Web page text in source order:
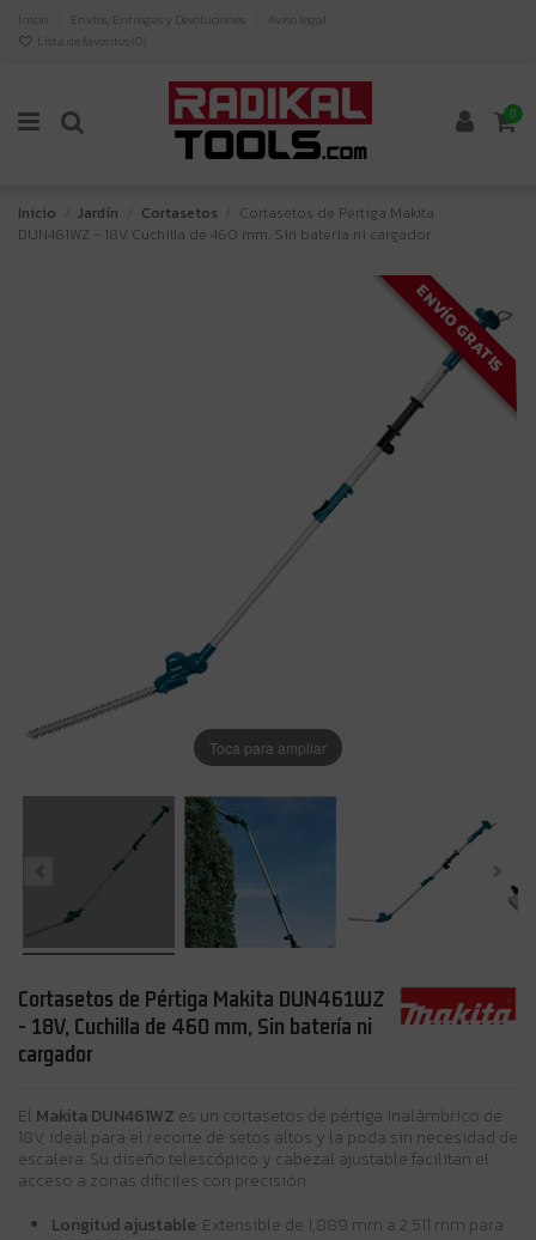
Inicio Envíos, Entregas y Devoluciones
Aviso legal
Lista de favoritos ( 0)
0
Inicio Jardín Cortasetos
Cortasetos de Pértiga Makita
DUN461WZ - 18V, Cuchilla de 460 mm, Sin batería ni cargador
ENVÍO GRATIS
Toca para ampliar
Cortasetos de Pértiga Makita DUN461WZ
- 18V, Cuchilla de 460 mm, Sin batería ni
cargador
El Makita DUN461WZ es un cortasetos de pértiga inalámbrico de
18V, ideal para el recorte de setos altos y la poda sin necesidad de
escalera. Su diseño telescópico y cabezal ajustable facilitan el
acceso a zonas difíciles con precisión.
Longitud ajustable : Extensible de 1,889 mm a 2,511 mm para